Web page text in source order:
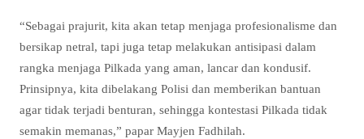
“Sebagai prajurit, kita akan tetap menjaga profesionalisme dan
bersikap netral, tapi juga tetap melakukan antisipasi dalam
rangka menjaga Pilkada yang aman, lancar dan kondusif.
Prinsipnya, kita dibelakang Polisi dan memberikan bantuan
agar tidak terjadi benturan, sehingga kontestasi Pilkada tidak
semakin memanas,” papar Mayjen Fadhilah.